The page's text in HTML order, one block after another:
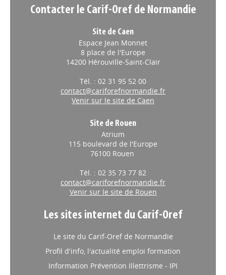
Contacter le Carif-Oref de Normandie
Site de Caen
Espace Jean Monnet
8 place de l'Europe
14200 Hérouville-Saint-Clair
Tél. : 02 31 95 52 00
contact@cariforefnormandie.fr
Venir sur le site de Caen
Site de Rouen
Atrium
115 boulevard de l'Europe
76100 Rouen
Tél. : 02 35 73 77 82
contact@cariforefnormandie.fr
Venir sur le site de Rouen
Les sites internet du Carif-Oref
Le site du Carif-Oref de Normandie
Profil d'info, l'actualité emploi formation
Information Prévention Illettrisme - IPI